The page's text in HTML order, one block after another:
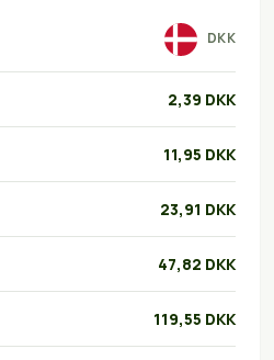
DKK
2,39 DKK
11,95 DKK
23,91 DKK
47,82 DKK
119,55 DKK